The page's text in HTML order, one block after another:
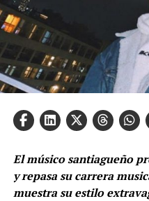
El músico santiagueño
y repasa su carrera
muestra su estilo